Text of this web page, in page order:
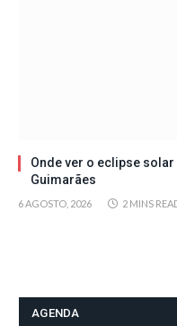
Onde ver o eclipse
Guimarães
6 AGOSTO, 2026 2 MINS
AGENDA